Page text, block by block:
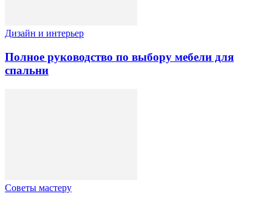
Дизайн и интерьер
Полное руководство по выбору мебели для
спальни
Советы мастеру